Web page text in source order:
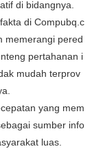
di bidangnya.
di Compubq.c
memerangi pered
pertahanan i
mudah terprov
yang mem
sumber info
luas.